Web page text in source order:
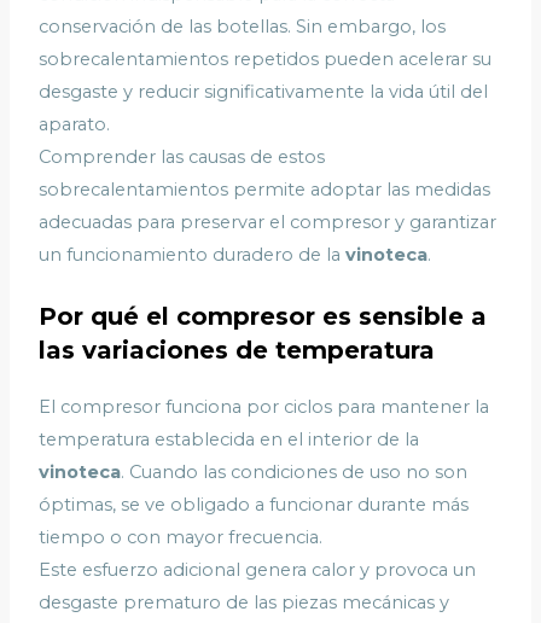
conservación de las botellas. Sin embargo, los
sobrecalentamientos repetidos pueden acelerar su
desgaste y reducir significativamente la vida útil del
aparato.
Comprender las causas de estos
sobrecalentamientos permite adoptar las medidas
adecuadas para preservar el compresor y garantizar
un funcionamiento duradero de lavinoteca.
Por qué el compresor es sensible a
las variaciones de temperatura
El compresor funciona por ciclos para mantener la
temperatura establecida en el interior de la
vinoteca. Cuando las condiciones de uso no son
óptimas, se ve obligado a funcionar durante más
tiempo o con mayor frecuencia.
Este esfuerzo adicional genera calor y provoca un
desgaste prematuro de las piezas mecánicas y